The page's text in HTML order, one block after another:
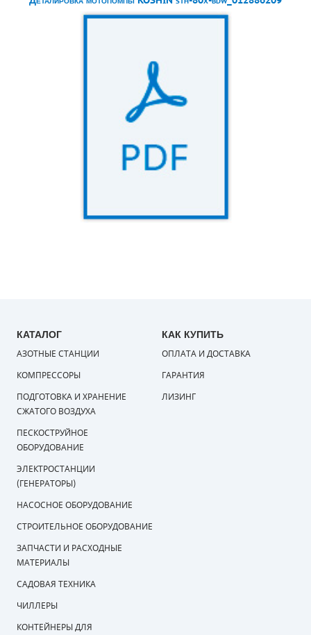
КАТАЛОГ
АЗОТНЫЕ СТАНЦИИ
КОМПРЕССОРЫ
ПОДГОТОВКА И ХРАНЕНИЕ
СЖАТОГО ВОЗДУХА
ПЕСКОСТРУЙНОЕ
ОБОРУДОВАНИЕ
ЭЛЕКТРОСТАНЦИИ
(ГЕНЕРАТОРЫ)
НАСОСНОЕ ОБОРУДОВАНИЕ
СТРОИТЕЛЬНОЕ ОБОРУДОВАНИЕ
ЗАПЧАСТИ И РАСХОДНЫЕ
МАТЕРИАЛЫ
САДОВАЯ ТЕХНИКА
ЧИЛЛЕРЫ
КОНТЕЙНЕРЫ ДЛЯ
КАК КУПИТЬ
ОПЛАТА И ДОСТАВКА
ГАРАНТИЯ
ЛИЗИНГ